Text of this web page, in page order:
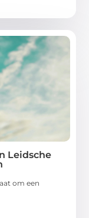
Leidsche
om een